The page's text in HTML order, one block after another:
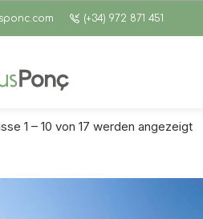
(+34) 972 871 451
1 – 10 von 17 werden angezeigt